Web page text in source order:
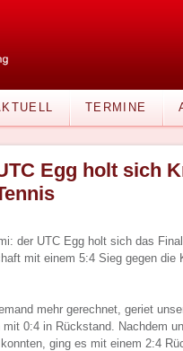
TERMINE
Egg holt sich
der UTC Egg holt sich das
mit einem 5:4 Sieg gegen die
mehr gerechnet, geriet
0:4 in Rückstand. Nachdem
ging es mit einem 2:4